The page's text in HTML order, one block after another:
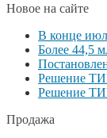
Новое на сайте
В конце
Более 44,5
Решение
Решение
Продажа